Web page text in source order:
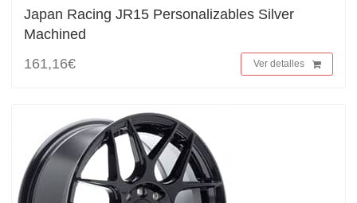
Japan Racing JR15 Personalizables Silver
Machined
161,16€
Ver detalles